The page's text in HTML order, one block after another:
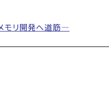
モリ開発へ道筋―